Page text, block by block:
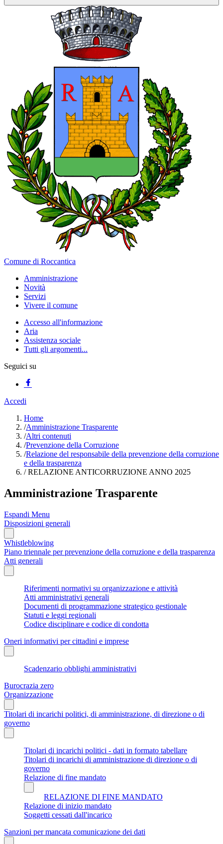
Comune di Roccantica
Amministrazione
Novità
Servizi
Vivere il comune
Accesso all'informazione
Aria
Assistenza sociale
Tutti gli argomenti...
Seguici su
Accedi
Home
/Amministrazione Trasparente
/Altri contenuti
/Prevenzione della Corruzione
/Relazione del responsabile della prevenzione della corruzione
e della trasparenza
/RELAZIONE ANTICORRUZIONE ANNO 2025
Amministrazione Trasparente
Espandi Menu
Disposizioni generali
Whistleblowing
Piano triennale per prevenzione della corruzione e della trasparenza
Atti generali
Riferimenti normativi su organizzazione e attività
Atti amministrativi generali
Documenti di programmazione strategico gestionale
Statuti e leggi regionali
Codice disciplinare e codice di condotta
Oneri informativi per cittadini e imprese
Scadenzario obblighi amministrativi
Burocrazia zero
Organizzazione
Titolari di incarichi politici, di amministrazione, di direzione o di
governo
Titolari di incarichi politici - dati in formato tabellare
Titolari di incarichi di amministrazione di direzione o di
governo
Relazione di fine mandato
RELAZIONE DI FINE MANDATO
Relazione di inizio mandato
Soggetti cessati dall'incarico
Sanzioni per mancata comunicazione dei dati